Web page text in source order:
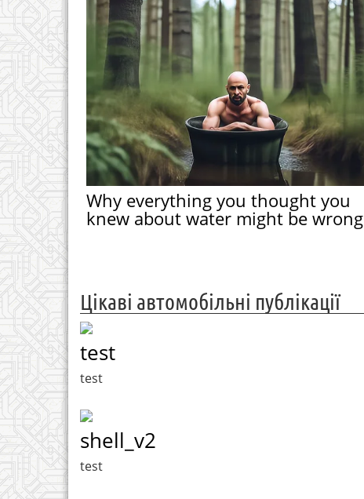
Why everything you thought you
knew about water might be wrong
Цікаві автомобільні публікації
test
test
shell_v2
test